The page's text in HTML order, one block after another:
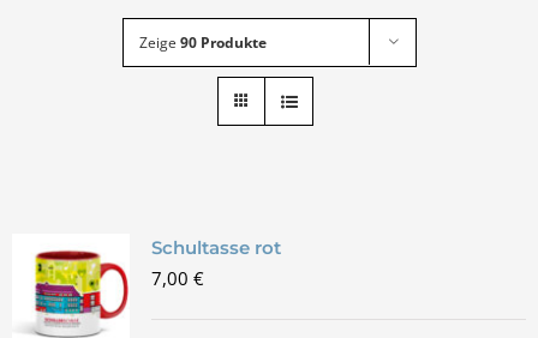
Zeige 90 Produkte
Schultasse rot
7,00 €